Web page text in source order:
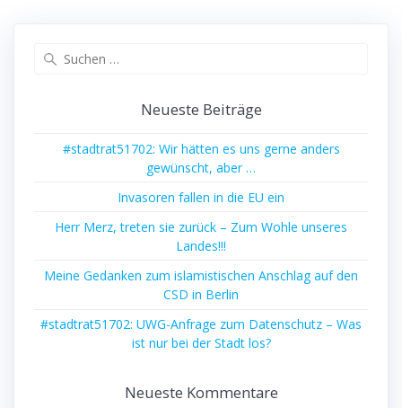
Neueste Beiträge
#stadtrat51702: Wir hätten es uns gerne anders
gewünscht, aber …
Invasoren fallen in die EU ein
Herr Merz, treten sie zurück – Zum Wohle unseres
Landes!!!
Meine Gedanken zum islamistischen Anschlag auf den
CSD in Berlin
#stadtrat51702: UWG-Anfrage zum Datenschutz – Was
ist nur bei der Stadt los?
Neueste Kommentare